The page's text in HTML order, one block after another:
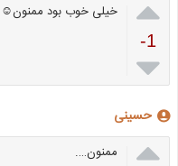

-1

خیلی خوب بود
حسینی
 ممنون….